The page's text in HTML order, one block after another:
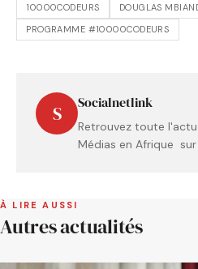
10000CODEURS
DOUGLAS
PROGRAMME #10000CODEURS
S Socialnetlink
Retrouvez toute
Médias en Afrique sur
À LIRE AUSSI
Autres actualités